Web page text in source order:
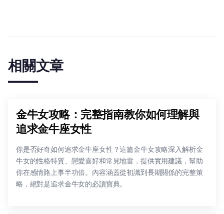
相關文章
金牛女攻略：完整指南教你如何理解與
追求金牛座女性
你是否好奇如何追求金牛座女性？這篇金牛女攻略深入解析金
牛女的性格特質、戀愛喜好和常見地雷，提供實用建議，幫助
你在感情路上事半功倍。內容涵蓋從初識到長期關係的完整策
略，絕對是追求金牛女的必讀寶典。